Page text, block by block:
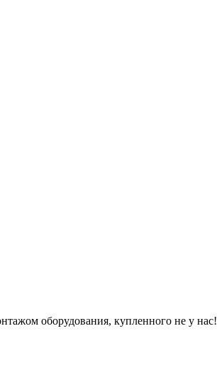
оборудования, купленного не у нас!